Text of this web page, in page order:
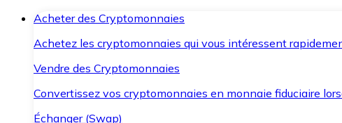
Acheter des Cryptomonnaies
Achetez les cryptomonnaies qui vous intéressent
Vendre des Cryptomonnaies
Convertissez vos cryptomonnaies en monnaie fiduciaire
Échanger (Swap)